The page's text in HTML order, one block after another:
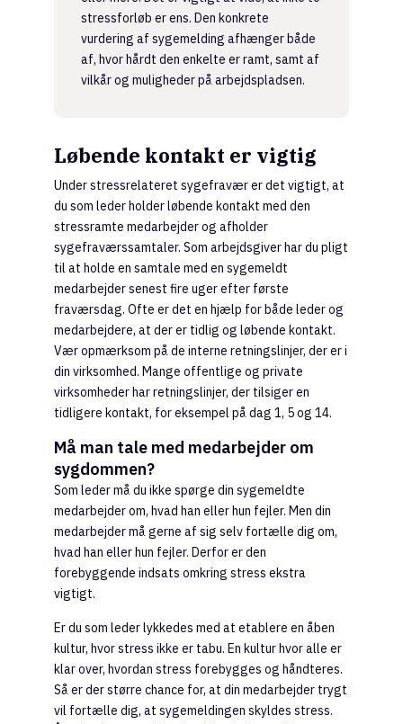
stressforløb er ens. Den konkrete
vurdering af sygemelding afhænger både
af, hvor hårdt den enkelte er ramt, samt af
vilkår og muligheder på arbejdspladsen.
Løbende kontakt er vigtig
Under stressrelateret sygefravær er det vigtigt, at
du som leder holder løbende kontakt med den
stressramte medarbejder og afholder
sygefraværssamtaler. Som arbejdsgiver har du pligt
til at holde en samtale med en sygemeldt
medarbejder senest fire uger efter første
fraværsdag. Ofte er det en hjælp for både leder og
medarbejdere, at der er tidlig og løbende kontakt.
Vær opmærksom på de interne retningslinjer, der er i
din virksomhed. Mange offentlige og private
virksomheder har retningslinjer, der tilsiger en
tidligere kontakt, for eksempel på dag 1, 5 og 14.
Må man tale med medarbejder om
sygdommen?
Som leder må du ikke spørge din sygemeldte
medarbejder om, hvad han eller hun fejler. Men din
medarbejder må gerne af sig selv fortælle dig om,
hvad han eller hun fejler. Derfor er den
forebyggende indsats omkring stress ekstra
vigtigt.
Er du som leder lykkedes med at etablere en åben
kultur, hvor stress ikke er tabu. En kultur hvor alle er
klar over, hvordan stress forebygges og håndteres.
Så er der større chance for, at din medarbejder trygt
vil fortælle dig, at sygemeldingen skyldes stress.